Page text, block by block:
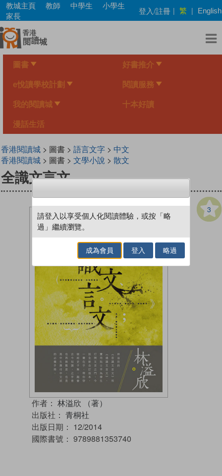
Skip
main
content
教城主頁 教師 中學生
小學生
家長
登入/註冊 | 繁 | English
圖書 好書推介
e悅讀學校計劃 閱讀服務
我的閱讀城 十本好讀
漫話生活
香港閱讀城> 圖書 > 語言文字> 中文
香港閱讀城> 圖書 > 文學小說 > 散文
全識文言文
3
作者： 林溢欣 （著）
出版社： 青桐社
出版日期： 12/2014
國際書號： 9789881353740
請登入以享受個人化閱讀體驗，或按「略
過」繼續瀏覽。
成為會員 登入 略過